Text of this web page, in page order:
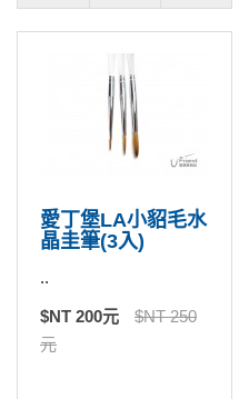
愛丁堡LA小貂毛水
晶圭筆(3入)
..
$NT 200元
$NT 250
元